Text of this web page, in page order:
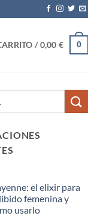
/0,00€ 0
el elixir para
femenina y
usarlo